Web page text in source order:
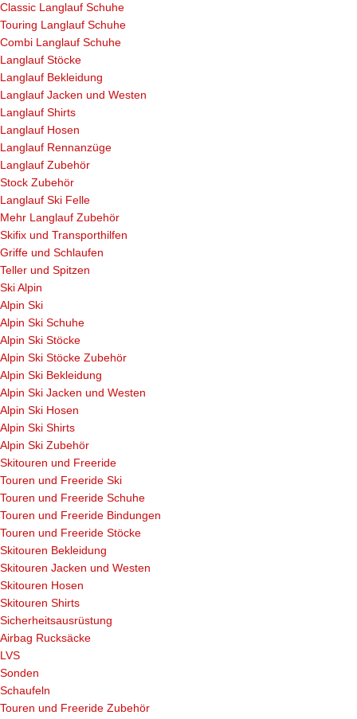
Classic Langlauf Schuhe
Touring Langlauf Schuhe
Combi Langlauf Schuhe
Langlauf Stöcke
Langlauf Bekleidung
Langlauf Jacken und Westen
Langlauf Shirts
Langlauf Hosen
Langlauf Rennanzüge
Langlauf Zubehör
Stock Zubehör
Langlauf Ski Felle
Mehr Langlauf Zubehör
Skifix und Transporthilfen
Griffe und Schlaufen
Teller und Spitzen
Ski Alpin
Alpin Ski
Alpin Ski Schuhe
Alpin Ski Stöcke
Alpin Ski Stöcke Zubehör
Alpin Ski Bekleidung
Alpin Ski Jacken und Westen
Alpin Ski Hosen
Alpin Ski Shirts
Alpin Ski Zubehör
Skitouren und Freeride
Touren und Freeride Ski
Touren und Freeride Schuhe
Touren und Freeride Bindungen
Touren und Freeride Stöcke
Skitouren Bekleidung
Skitouren Jacken und Westen
Skitouren Hosen
Skitouren Shirts
Sicherheitsausrüstung
Airbag Rucksäcke
LVS
Sonden
Schaufeln
Touren und Freeride Zubehör